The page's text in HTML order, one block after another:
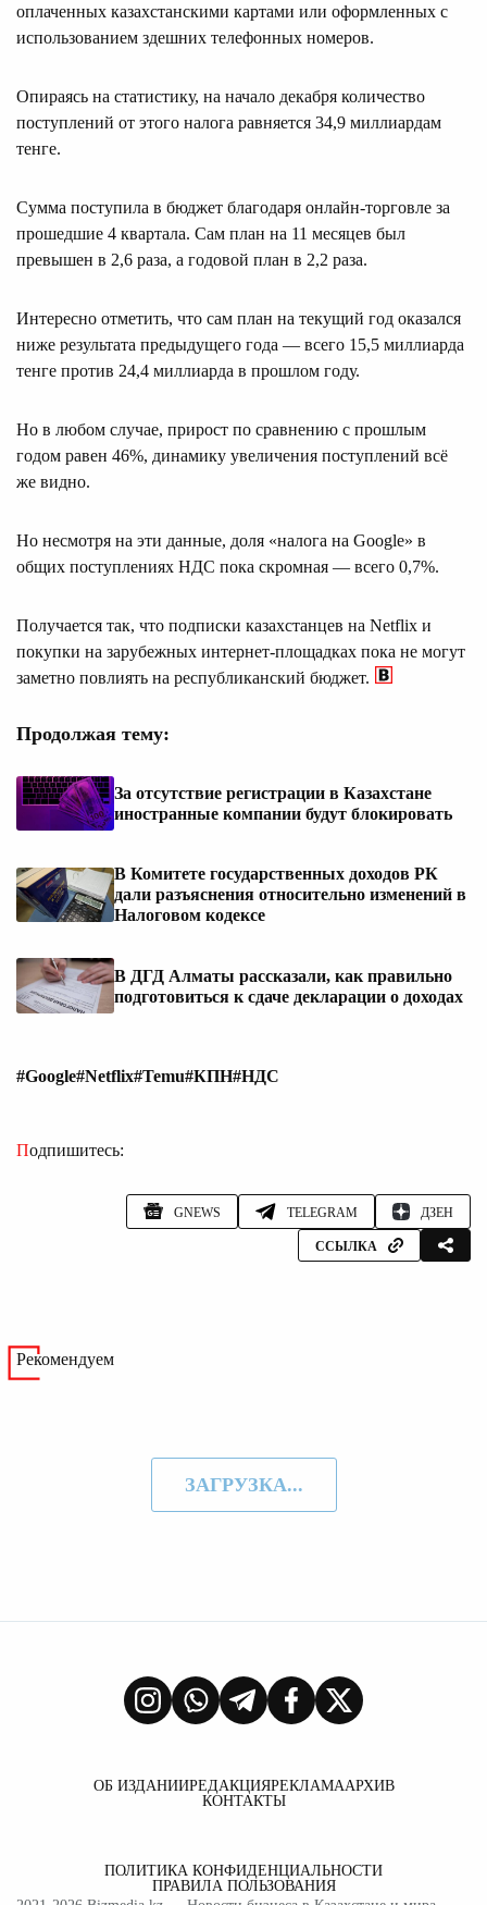
оплаченных казахстанскими картами или оформленных с
использованием здешних телефонных номеров.
Опираясь на статистику, на начало декабря количество
поступлений от этого налога равняется 34,9 миллиардам
тенге.
Сумма поступила в бюджет благодаря онлайн-торговле за
прошедшие 4 квартала. Сам план на 11 месяцев был
превышен в 2,6 раза, а годовой план в 2,2 раза.
Интересно отметить, что сам план на текущий год оказался
ниже результата предыдущего года — всего 15,5 миллиарда
тенге против 24,4 миллиарда в прошлом году.
Но в любом случае, прирост по сравнению с прошлым
годом равен 46%, динамику увеличения поступлений всё
же видно.
Но несмотря на эти данные, доля «налога на Google» в
общих поступлениях НДС пока скромная — всего 0,7%.
Получается так, что подписки казахстанцев на Netflix и
покупки на зарубежных интернет-площадках пока не могут
заметно повлиять на республиканский бюджет.
Продолжая тему:
За отсутствие регистрации в Казахстане
иностранные компании будут блокировать
В Комитете государственных доходов РК
дали разъяснения относительно изменений в
Налоговом кодексе
В ДГД Алматы рассказали, как правильно
подготовиться к сдаче декларации о доходах
#Google#Netflix#Temu#КПН#НДС
Подпишитесь:
GNEWS TELEGRAM ДЗЕН
ССЫЛКА
Рекомендуем
ЗАГРУЗКА...
ОБ ИЗДАНИИРЕДАКЦИЯРЕКЛАМААРХИВ
КОНТАКТЫ
ПОЛИТИКА КОНФИДЕНЦИАЛЬНОСТИ
ПРАВИЛА ПОЛЬЗОВАНИЯ